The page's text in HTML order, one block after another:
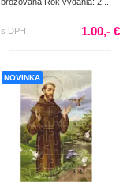
s DPH 1.00,- €
NOVINKA